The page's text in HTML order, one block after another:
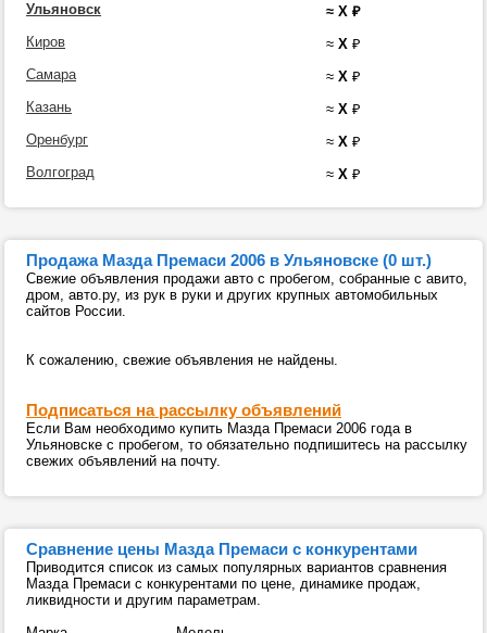
Ульяновск
≈ X ₽
Киров
≈ X ₽
Самара
≈ X ₽
Казань
≈ X ₽
Оренбург
≈ X ₽
Волгоград
≈ X ₽
Продажа Мазда Премаси 2006 в Ульяновске (0 шт.)
Свежие объявления продажи авто с пробегом, собранные с авито,
дром, авто.ру, из рук в руки и других крупных автомобильных
сайтов России.
К сожалению, свежие объявления не найдены.
Подписаться на рассылку объявлений
Если Вам необходимо купить Мазда Премаси 2006 года в
Ульяновске с пробегом, то обязательно подпишитесь на рассылку
свежих объявлений на почту.
Сравнение цены Мазда Премаси с конкурентами
Приводится список из самых популярных вариантов сравнения
Мазда Премаси с конкурентами по цене, динамике продаж,
ликвидности и другим параметрам.